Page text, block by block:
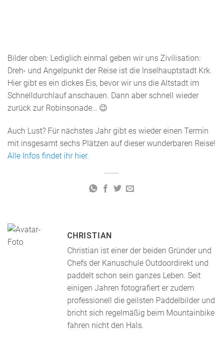
Bilder oben: Lediglich einmal geben wir uns Zivilisation:
Dreh- und Angelpunkt der Reise ist die Inselhauptstadt Krk.
Hier gibt es ein dickes Eis, bevor wir uns die Altstadt im
Schnelldurchlauf anschauen. Dann aber schnell wieder
zurück zur Robinsonade… 😉
Auch Lust? Für nächstes Jahr gibt es wieder einen Termin
mit insgesamt sechs Plätzen auf dieser wunderbaren Reise!
Alle Infos findet ihr hier.
CHRISTIAN
Christian ist einer der beiden Gründer und
Chefs der Kanuschule Outdoordirekt und
paddelt schon sein ganzes Leben. Seit
einigen Jahren fotografiert er zudem
professionell die geilsten Paddelbilder und
bricht sich regelmäßig beim Mountainbike
fahren nicht den Hals.